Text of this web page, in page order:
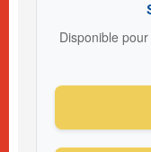
Disponible